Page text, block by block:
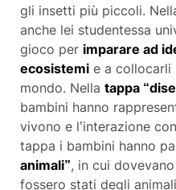
gli insetti più piccoli.
anche lei studentessa
gioco per imparare ad
ecosistemie a collocarli
mondo. Nella tappa
bambini hanno
vivono e l’interazione
tappa i bambini hanno
animali”, in cui
fossero stati degli